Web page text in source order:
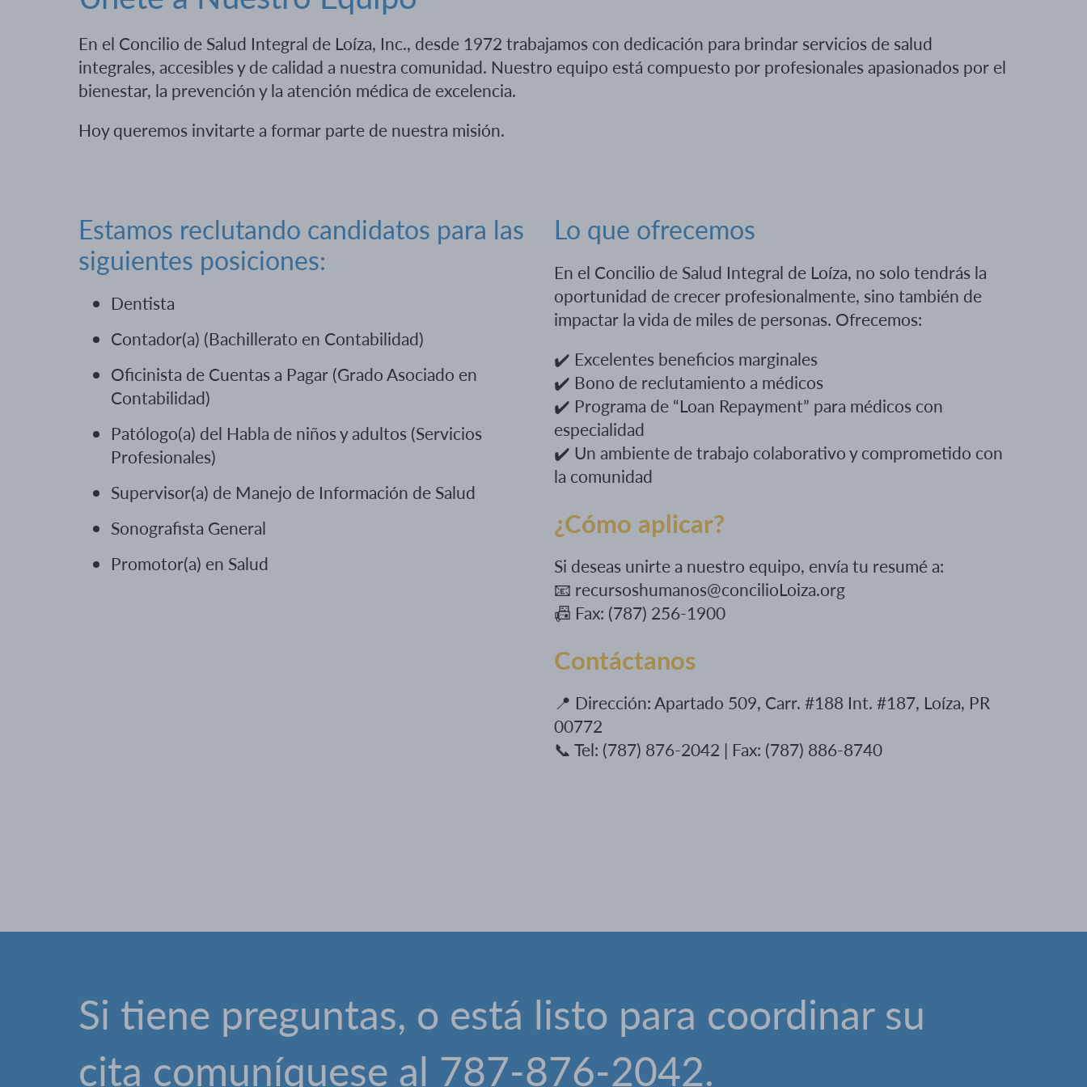
En el Concilio de Salud Integral de Loíza, Inc., desde 1972 trabajamos con dedicación para brindar servicios de salud
integrales, accesibles y de calidad a nuestra comunidad. Nuestro equipo está compuesto por profesionales apasionados por el
bienestar, la prevención y la atención médica de excelencia.
Hoy queremos invitarte a formar parte de nuestra misión.
Estamos reclutando candidatos para las
siguientes posiciones:
Dentista
Contador(a) (Bachillerato en Contabilidad)
Oficinista de Cuentas a Pagar (Grado Asociado en
Contabilidad)
Patólogo(a) del Habla de niños y adultos (Servicios
Profesionales)
Supervisor(a) de Manejo de Información de Salud
Sonografista General
Promotor(a) en Salud
Lo que ofrecemos
En el Concilio de Salud Integral de Loíza, no solo tendrás la
oportunidad de crecer profesionalmente, sino también de
impactar la vida de miles de personas. Ofrecemos:
✔️ Excelentes beneficios marginales
✔️ Bono de reclutamiento a médicos
✔️ Programa de “Loan Repayment” para médicos con
especialidad
✔️ Un ambiente de trabajo colaborativo y comprometido con
la comunidad
¿Cómo aplicar?
Si deseas unirte a nuestro equipo, envía tu resuméa:
📧 recursoshumanos@concilioLoiza.org
📠 Fax: (787) 256-1900
Contáctanos
📍 Dirección: Apartado 509, Carr. #188 Int. #187, Loíza, PR
00772
📞 Tel: (787) 876-2042 | Fax: (787) 886-8740
Si tiene preguntas, o está listo para coordinar su
cita comuníquese al 787-876-2042.